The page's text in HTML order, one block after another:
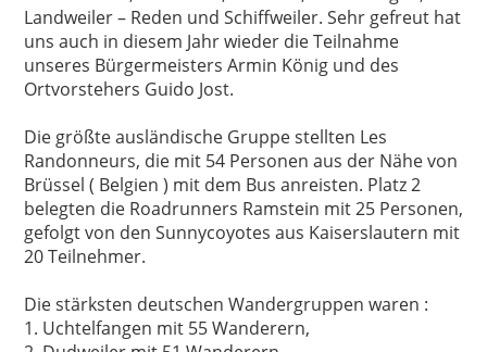
Landweiler – Reden und Schiffweiler. Sehr gefreut hat
uns auch in diesem Jahr wieder die Teilnahme
unseres Bürgermeisters Armin König und des
Ortvorstehers Guido Jost.
Die größte ausländische Gruppe stellten Les
Randonneurs, die mit 54 Personen aus der Nähe von
Brüssel ( Belgien ) mit dem Bus anreisten. Platz 2
belegten die Roadrunners Ramstein mit 25 Personen,
gefolgt von den Sunnycoyotes aus Kaiserslautern mit
20 Teilnehmer.
Die stärksten deutschen Wandergruppen waren :
1. Uchtelfangen mit 55 Wanderern,